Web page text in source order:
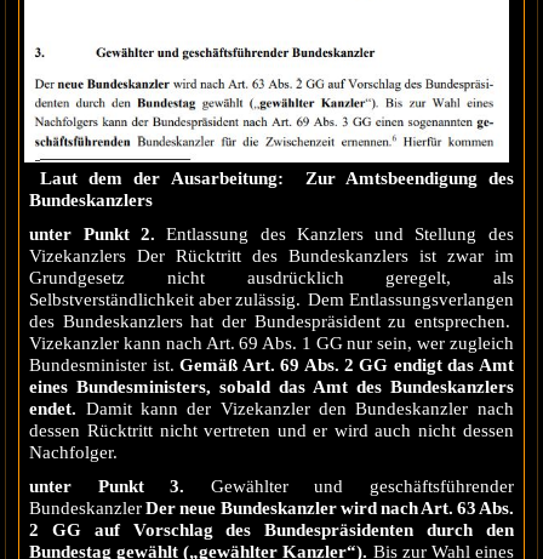
Laut dem der Ausarbeitung: Zur Amtsbeendigung des
Bundeskanzlers
unter Punkt 2. Entlassung des Kanzlers und Stellung des
Vizekanzlers Der Rücktritt des Bundeskanzlers ist zwar im
Grundgesetz nicht ausdrücklich geregelt, als
Selbstverständlichkeit aber zulässig. Dem Entlassungsverlangen
des Bundeskanzlers hat der Bundespräsident zu entsprechen.
Vizekanzler kann nach Art. 69 Abs. 1 GG nur sein, wer zugleich
Bundesminister ist.Gemäß Art. 69 Abs. 2 GG endigt das Amt
eines Bundesministers, sobald das Amt des Bundeskanzlers
endet. Damit kann der Vizekanzler den Bundeskanzler nach
dessen Rücktritt nicht vertreten und er wird auch nicht dessen
Nachfolger.
unter Punkt 3. Gewählter und geschäftsführender
BundeskanzlerDer neue Bundeskanzler wird nach Art. 63 Abs.
2 GG auf Vorschlag des Bundespräsidenten durch den
Bundestag gewählt („gewählter Kanzler“). Bis zur Wahl eines